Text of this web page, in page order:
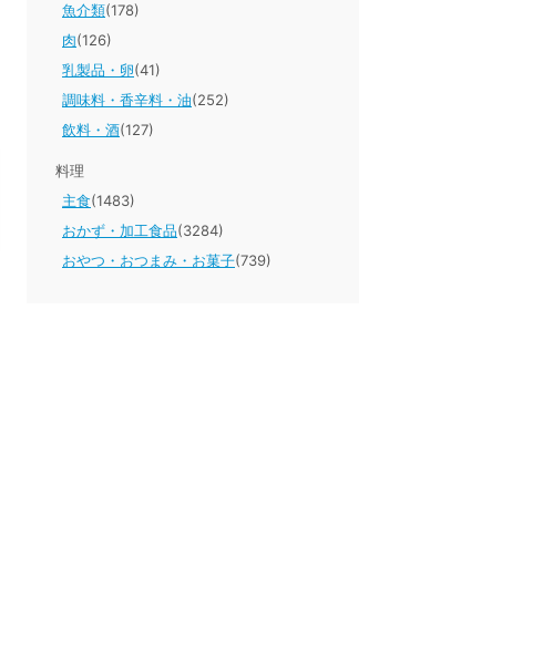
魚介類(178)
肉(126)
乳製品・卵(41)
調味料・香辛料・油(252)
飲料・酒(127)
料理
主食(1483)
おかず・加工食品(3284)
おやつ・おつまみ・お菓子(739)